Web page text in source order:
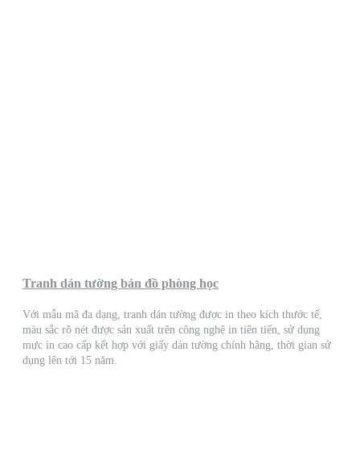
Tranh dán tường bản đồ phòng học
Với mẫu mã đa dạng, tranh dán tường được in theo kích thước tế,
màu sắc rõ nét được sản xuất trên công nghệ in tiên tiến, sử dụng
mực in cao cấp kết hợp với giấy dán tường chính hãng, thời gian sử
dụng lên tới 15 năm.